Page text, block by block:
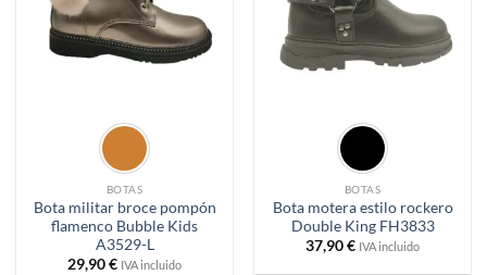
BOTAS
Bota militar broce pompón
flamenco Bubble Kids
A3529-L
29,90€ IVA incluido
BOTAS
Bota motera estilo rockero
Double King FH3833
37,90€ IVA incluido